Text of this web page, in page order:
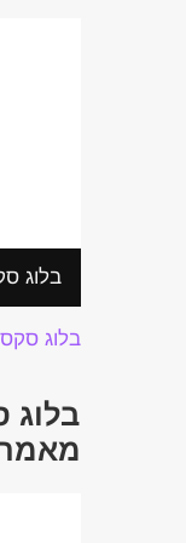
בלוג
בלוג סקס
בלוג